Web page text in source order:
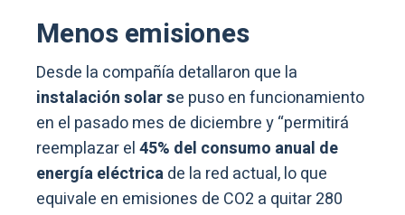
Menos emisiones
Desde la compañía detallaron que la
instalación solar se puso en funcionamiento
en el pasado mes de diciembre y “permitirá
reemplazar el45% del consumo anual de
energía eléctricade la red actual, lo que
equivale en emisiones de CO2 a quitar 280